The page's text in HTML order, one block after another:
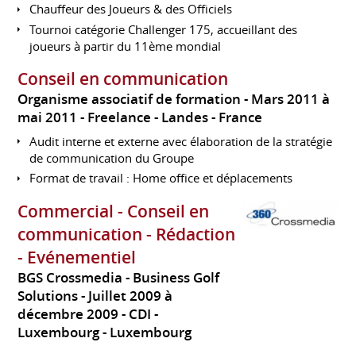
Chauffeur des Joueurs & des Officiels
Tournoi catégorie Challenger 175, accueillant des
joueurs à partir du 11ème mondial
Conseil en communication
Organisme associatif de formation
Mars 2011 à
mai 2011 Freelance Landes France
Audit interne et externe avec élaboration de la stratégie
de communication du Groupe
Format de travail : Home office et déplacements
Commercial - Conseil en
communication - Rédaction
- Evénementiel
BGS Crossmedia - Business Golf
Solutions
Juillet 2009 à
décembre 2009 CDI
Luxembourg
Luxembourg